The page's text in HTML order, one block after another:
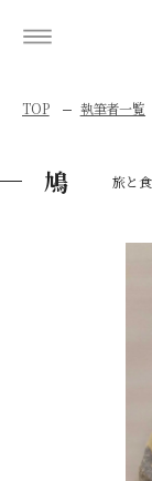
TOP 執筆者一覧
鳩 旅と食